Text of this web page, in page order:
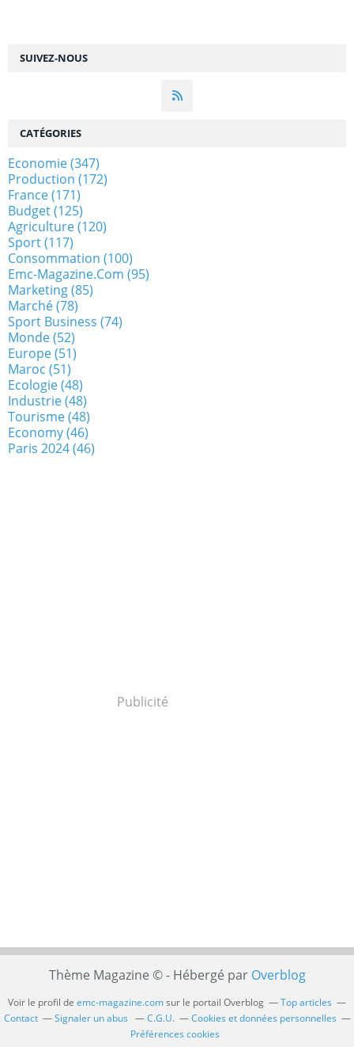
SUIVEZ-NOUS
CATÉGORIES
Economie(347)
Production (172)
France(171)
Budget(125)
Agriculture(120)
Sport(117)
Consommation (100)
Emc-Magazine.com (95)
Marketing(85)
Marché(78)
Sport Business (74)
Monde(52)
Europe(51)
Maroc (51)
Ecologie(48)
Industrie(48)
Tourisme(48)
Economy(46)
Paris 2024(46)
Publicité
Thème Magazine © - Hébergé par Overblog
Voir le profil de emc-magazine.comsur le portail Overblog
Top articles
Contact
Signaler un abus C.G.U.
Cookies et données personnelles
Préférences cookies